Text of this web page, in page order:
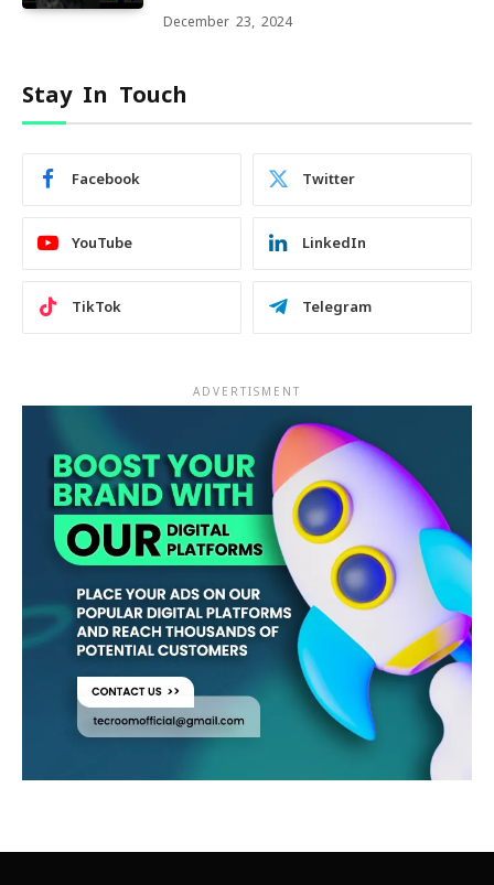
December 23, 2024
Stay In Touch
Facebook Twitter
YouTube LinkedIn
TikTok Telegram
ADVERTISMENT